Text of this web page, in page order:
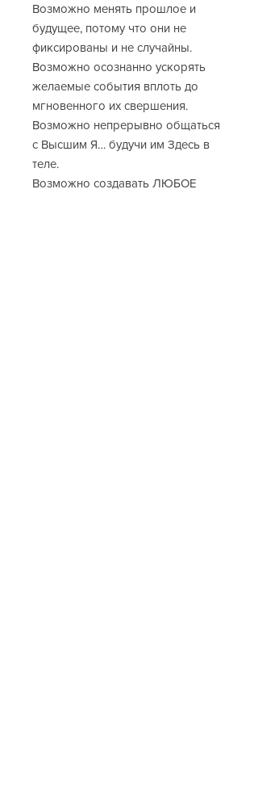
Возможно менять прошлое и
будущее, потому что они не
фиксированы и не случайны.
Возможно осознанно ускорять
желаемые события вплоть до
мгновенного их свершения.
Возможно непрерывно общаться
с Высшим Я… будучи им Здесь в
теле.
Возможно создавать ЛЮБОЕ